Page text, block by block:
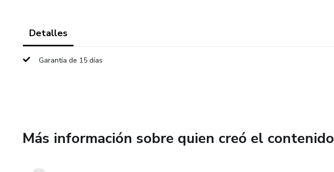
Detalles
Garantía de 15 días
Más información sobre quien creó el contenido